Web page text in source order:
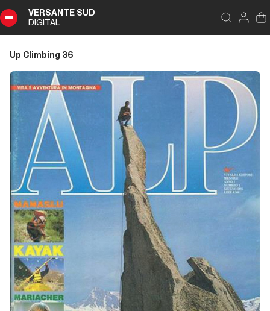
VERSANTE SUD
DIGITAL
Indice
Climbing
36
Sommario
Editoriale
Editoriale
Dalle
riviste… a
Instagram!
Dalla carta all'etere
DIGITAL
Up Climbing 36